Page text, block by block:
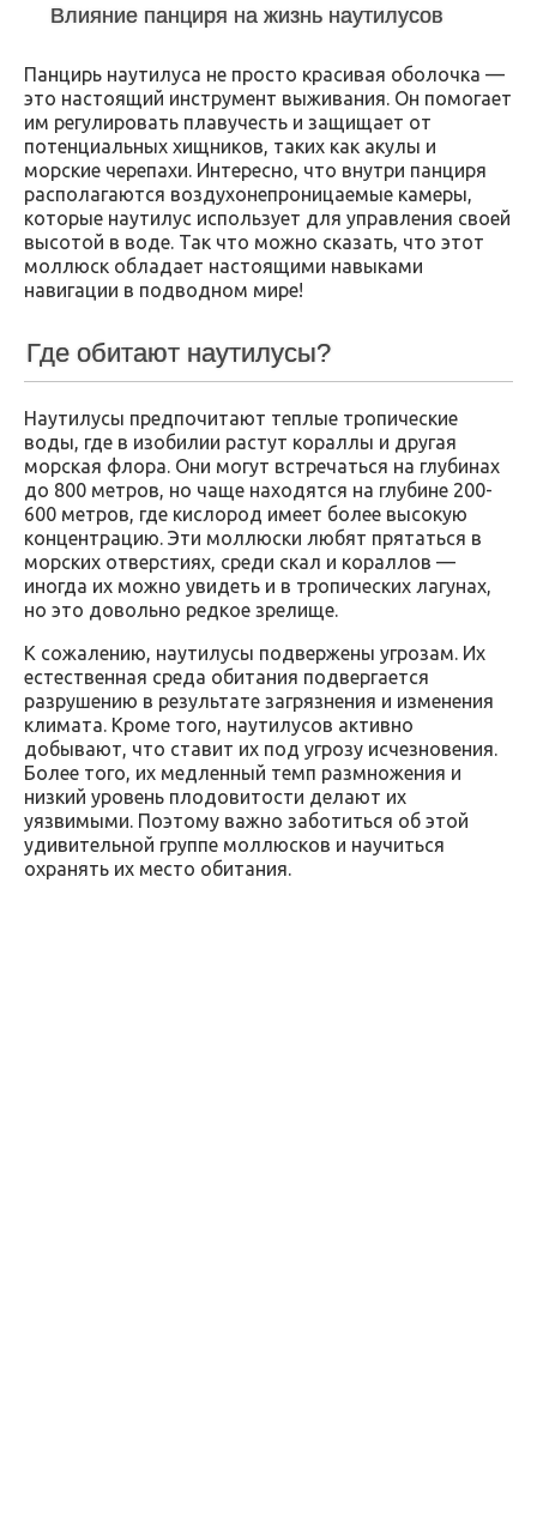
Влияние панциря на жизнь наутилусов
Панцирь наутилуса не просто красивая оболочка —
это настоящий инструмент выживания. Он помогает
им регулировать плавучесть и защищает от
потенциальных хищников, таких как акулы и
морские черепахи. Интересно, что внутри панциря
располагаются воздухонепроницаемые камеры,
которые наутилус использует для управления своей
высотой в воде. Так что можно сказать, что этот
моллюск обладает настоящими навыками
навигации в подводном мире!
Где обитают наутилусы?
Наутилусы предпочитают теплые тропические
воды, где в изобилии растут кораллы и другая
морская флора. Они могут встречаться на глубинах
до 800 метров, но чаще находятся на глубине 200-
600 метров, где кислород имеет более высокую
концентрацию. Эти моллюски любят прятаться в
морских отверстиях, среди скал и кораллов —
иногда их можно увидеть и в тропических лагунах,
но это довольно редкое зрелище.
К сожалению, наутилусы подвержены угрозам. Их
естественная среда обитания подвергается
разрушению в результате загрязнения и изменения
климата. Кроме того, наутилусов активно
добывают, что ставит их под угрозу исчезновения.
Более того, их медленный темп размножения и
низкий уровень плодовитости делают их
уязвимыми. Поэтому важно заботиться об этой
удивительной группе моллюсков и научиться
охранять их место обитания.